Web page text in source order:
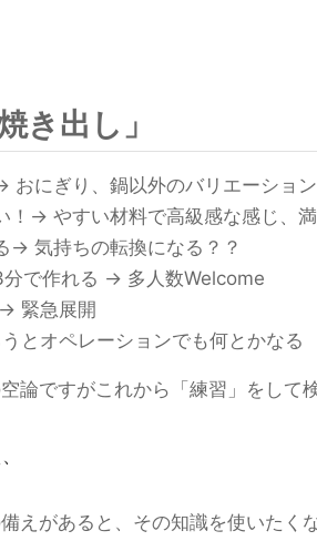
き出し」
おにぎり、鍋以外のバリエーション
！→ やすい材料で高級感な感じ、満
→ 気持ちの転換になる？？
分で作れる → 多人数Welcome
緊急展開
とオペレーションでも何とかなる
論ですがこれから「練習」をして
えがあると、その知識を使いたく